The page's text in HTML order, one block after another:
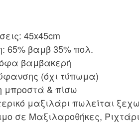
45x45cm
65% βαμβ 35% πολ.
βαμβακερή
(όχι τύπωμα)
μπροστά & πίσω
μαξιλάρι πωλείται
σε Μαξιλαροθήκες,